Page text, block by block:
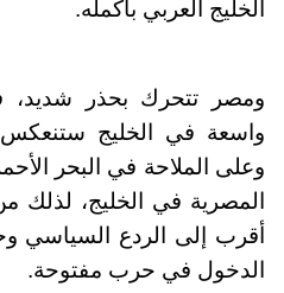
الخليج العربي بأكمله.
ومصر تتحرك بحذر
واسعة في الخليج ستنعكس
وعلى الملاحة في البحر
المصرية في الخليج، لذلك
أقرب إلى الردع السياسي
الدخول في حرب مفتوحة.